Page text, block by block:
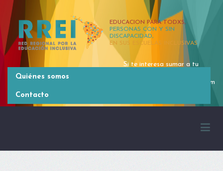
EDUCACION PARA TODXS,
PERSONAS CON Y SIN
DISCAPACIDAD,
EN SUS ESCUELAS INCLUSIVAS
Si te interesa sumar a tu
rrei.latinoamerica@gmail.com
Quiénes somos
Contacto